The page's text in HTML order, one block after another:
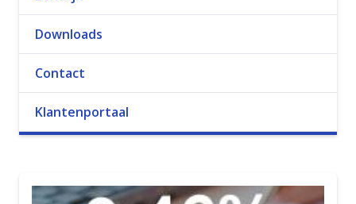
Downloads
Contact
Klantenportaal